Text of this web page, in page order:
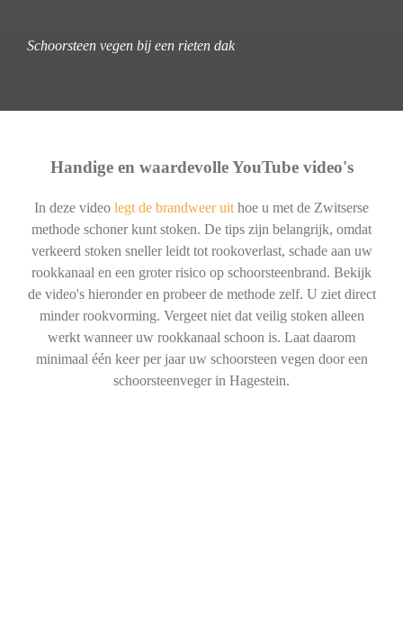
Schoorsteen vegen bij een rieten dak
Handige en waardevolle YouTube video's
In deze video legt de brandweer uit hoe u met de Zwitserse
methode schoner kunt stoken. De tips zijn belangrijk, omdat
verkeerd stoken sneller leidt tot rookoverlast, schade aan uw
rookkanaal en een groter risico op schoorsteenbrand. Bekijk
de video's hieronder en probeer de methode zelf. U ziet direct
minder rookvorming. Vergeet niet dat veilig stoken alleen
werkt wanneer uw rookkanaal schoon is. Laat daarom
minimaal één keer per jaar uw schoorsteen vegen door een
schoorsteenveger in Hagestein.